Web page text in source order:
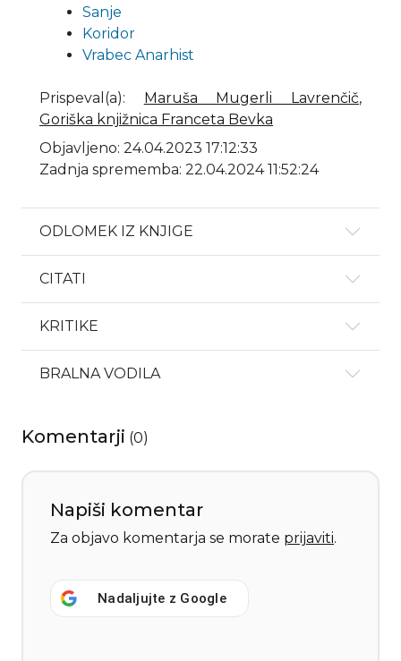
Sanje
Koridor
Vrabec Anarhist
Prispeval(a): Maruša Mugerli Lavrenčič,
Goriška knjižnica Franceta Bevka
Objavljeno: 24.04.2023 17:12:33
Zadnja sprememba: 22.04.2024 11:52:24
ODLOMEK IZ KNJIGE
CITATI
KRITIKE
BRALNA VODILA
Komentarji (0)
Napiši komentar
Za objavo komentarja se morate prijaviti.
Nadaljujte z Google